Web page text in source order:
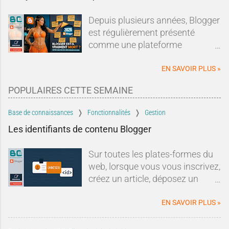
Depuis plusieurs années, Blogger
est régulièrement présenté
comme une plateforme
de vie.Sur les forums, les réseaux
de plateformes de blogging, les
sans cesse : Blogger serait un
dinosaure du Web, Google
longtemps et il serait devenu
incapable de rivaliser avec les
solutions modernes.À tel point
légitimement se demander si
ouvrir un blog sur Blogger en
EN SAVOIR PLUS »
POPULAIRES CETTE SEMAINE
Base de connaissances Fonctionnalités Gestion
Les identifiants de contenu Blogger
Sur toutes les plates-formes du
web, lorsque vous vous inscrivez,
créez un article, déposez un
effectuez une quelconque action
qui requiert un enregistrement, le
EN SAVOIR PLUS »